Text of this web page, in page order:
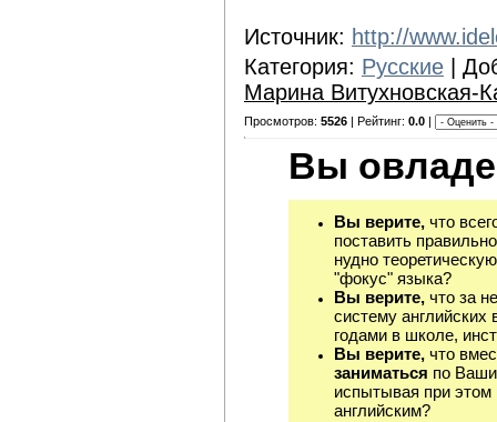
Источник: http://
Категория: Русские |
Марина Витухновская-
Просмотров: 5526 | Рейтинг: 0.0
Вы
Вы верите, что
поставить
нудно
"фокус" языка?
Вы верите, что за
систему
годами в школе,
Вы верите, что
заниматься по
испытывая при этом
английским?